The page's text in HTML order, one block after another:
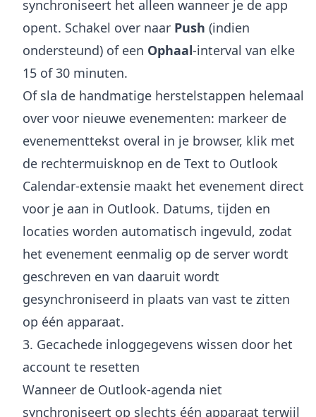
synchroniseert het alleen wanneer je de app
opent. Schakel over naar Push (indien
ondersteund) of een Ophaal-interval van elke
15 of 30 minuten.
Of sla de handmatige herstelstappen helemaal
over voor nieuwe evenementen: markeer de
evenementtekst overal in je browser, klik met
de rechtermuisknop en de Text to Outlook
Calendar-extensie maakt het evenement direct
voor je aan in Outlook. Datums, tijden en
locaties worden automatisch ingevuld, zodat
het evenement eenmalig op de server wordt
geschreven en van daaruit wordt
gesynchroniseerd in plaats van vast te zitten
op één apparaat.
3. Gecachede inloggegevens wissen door het
account te resetten
Wanneer de Outlook-agenda niet
synchroniseert op slechts één apparaat terwijl